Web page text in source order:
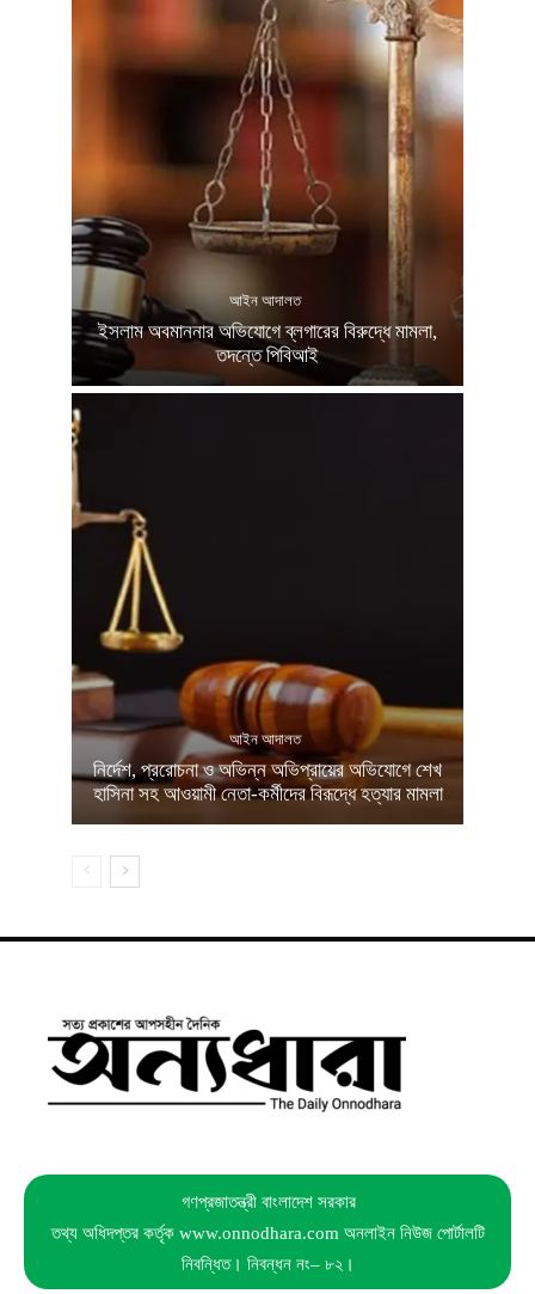
আইন আদালত
ইসলাম অবমাননার অভিযোগে ব্লগারের বিরুদ্ধে মামলা,
তদন্তে পিবিআই
আইন আদালত
নির্দেশ, প্ররোচনা ও অভিন্ন অভিপ্রায়ের অভিযোগে শেখ
হাসিনা সহ আওয়ামী নেতা-কর্মীদের বিরূদ্ধে হত্যার মামলা
গণপ্রজাতন্ত্রী বাংলাদেশ সরকার
তথ্য অধিদপ্তর কর্তৃক www.onnodhara.com অনলাইন নিউজ পোর্টালটি
নিবন্ধিত। নিবন্ধন নং– ৮২।